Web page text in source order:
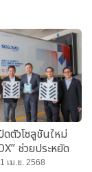
ดตัวโซลูชันใหม่
ช่วยประหยัด
ด ผนึก SCGJWD
เม.ย. 2568